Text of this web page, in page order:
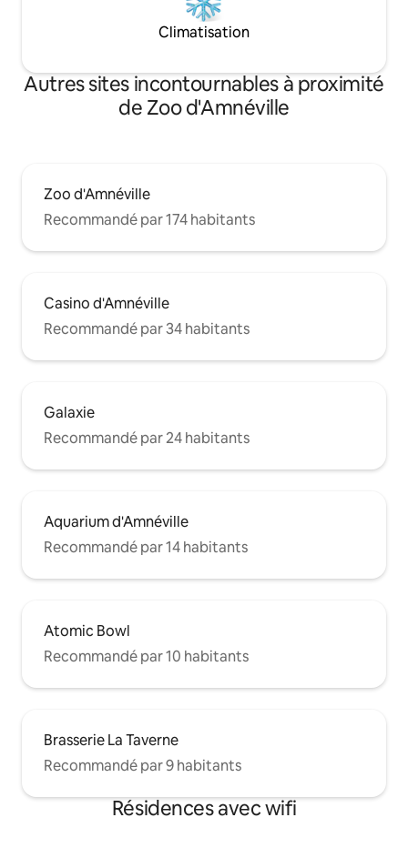
Climatisation
Autres sites incontournables à proximité
de Zoo d'Amnéville
Zoo d'Amnéville
Recommandé par 174 habitants
Casino d'Amnéville
Recommandé par 34 habitants
Galaxie
Recommandé par 24 habitants
Aquarium d'Amnéville
Recommandé par 14 habitants
Atomic Bowl
Recommandé par 10 habitants
Brasserie La Taverne
Recommandé par 9 habitants
Résidences avec wifi